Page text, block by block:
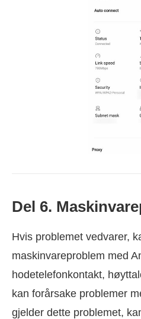
Del 6.
Hvis problemet vedvarer,
maskinvareproblem med
hodetelefonkontakt,
kan forårsake problemer
gjelder dette problemet,